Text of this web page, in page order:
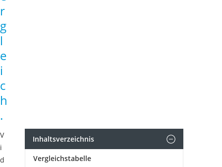
r
g
l
e
i
c
h
.
V
i
d
Inhaltsverzeichnis
Vergleichstabelle